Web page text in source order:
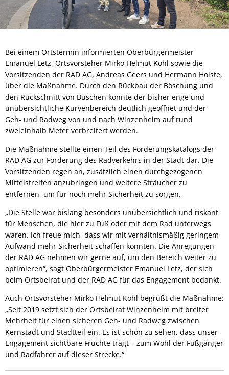
Bei einem Ortstermin informierten Oberbürgermeister
Emanuel Letz, Ortsvorsteher Mirko Helmut Kohl sowie die
Vorsitzenden der RAD AG, Andreas Geers und Hermann Holste,
über die Maßnahme. Durch den Rückbau der Böschung und
den Rückschnitt von Büschen konnte der bisher enge und
unübersichtliche Kurvenbereich deutlich geöffnet und der
Geh- und Radweg von und nach Winzenheim auf rund
zweieinhalb Meter verbreitert werden.
Die Maßnahme stellte einen Teil des Forderungskatalogs der
RAD AG zur Förderung des Radverkehrs in der Stadt dar. Die
Vorsitzenden regen an, zusätzlich einen durchgezogenen
Mittelstreifen anzubringen und weitere Sträucher zu
entfernen, um für noch mehr Sicherheit zu sorgen.
„Die Stelle war bislang besonders unübersichtlich und riskant
für Menschen, die hier zu Fuß oder mit dem Rad unterwegs
waren. Ich freue mich, dass wir mit verhältnismäßig geringem
Aufwand mehr Sicherheit schaffen konnten. Die Anregungen
der RAD AG nehmen wir gerne auf, um den Bereich weiter zu
optimieren“, sagt Oberbürgermeister Emanuel Letz, der sich
beim Ortsbeirat und der RAD AG für das Engagement bedankt.
Auch Ortsvorsteher Mirko Helmut Kohl begrüßt die Maßnahme:
„Seit 2019 setzt sich der Ortsbeirat Winzenheim mit breiter
Mehrheit für einen sicheren Geh- und Radweg zwischen
Kernstadt und Stadtteil ein. Es ist schön zu sehen, dass unser
Engagement sichtbare Früchte trägt – zum Wohl der Fußgänger
und Radfahrer auf dieser Strecke.“